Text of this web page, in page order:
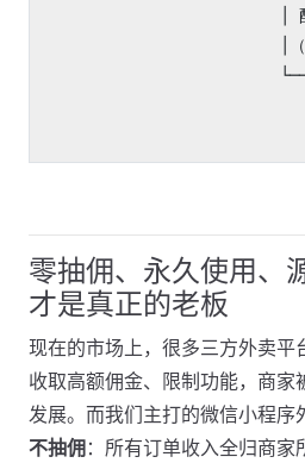
│
│（
零抽佣、永久使用
才是真正的老板
现在的市场上，很多三方外卖平
收取高额佣金、限制功能，商家
发展。而我们主打的微信小程序
不抽佣：所有订单收入全归商家